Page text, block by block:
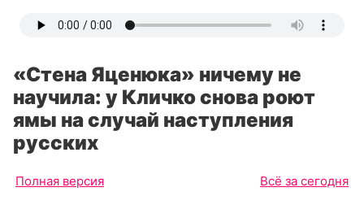
«Стена Яценюка» ничему не
научила: у Кличко снова роют
ямы на случай наступления
русских
Полная версия Всё за сегодня